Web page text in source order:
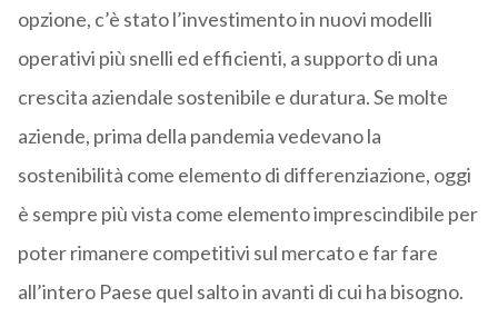
opzione, c’è stato l’investimento in nuovi modelli
operativi più snelli ed efficienti, a supporto di una
crescita aziendale sostenibile e duratura. Se molte
aziende, prima della pandemia vedevano la
sostenibilità come elemento di differenziazione, oggi
è sempre più vista come elemento imprescindibile per
poter rimanere competitivi sul mercato e far fare
all’intero Paese quel salto in avanti di cui ha bisogno.